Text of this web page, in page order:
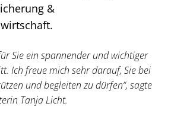
&
Sie ein spannender und wichtiger
Ich freue mich sehr darauf, Sie bei
und begleiten zu dürfen“, sagte
Tanja Licht.